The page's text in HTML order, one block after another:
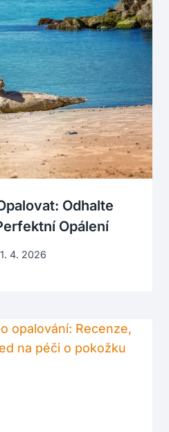
Odhalte
Opálení
4. 2026